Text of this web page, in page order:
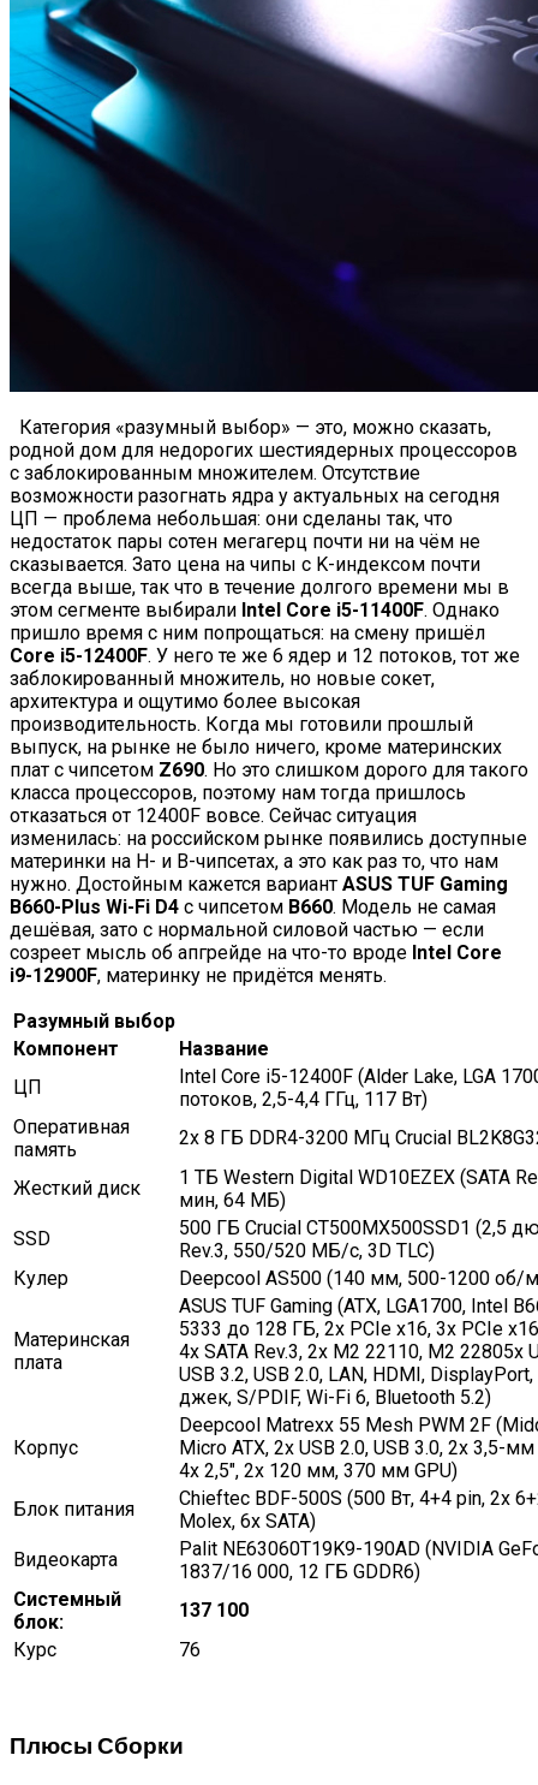
Категория «разумный выбор» — это, можно сказать,
родной дом для недорогих шестиядерных процессоров
с заблокированным множителем. Отсутствие
возможности разогнать ядра у актуальных на сегодня
ЦП — проблема небольшая: они сделаны так, что
недостаток пары сотен мегагерц почти ни на чём не
сказывается. Зато цена на чипы с K-индексом почти
всегда выше, так что в течение долгого времени мы в
этом сегменте выбирали Intel Core i5-11400F. Однако
пришло время с ним попрощаться: на смену пришёл
Core i5-12400F. У него те же 6 ядер и 12 потоков, тот же
заблокированный множитель, но новые сокет,
архитектура и ощутимо более высокая
производительность. Когда мы готовили прошлый
выпуск, на рынке не было ничего, кроме материнских
плат с чипсетом Z690. Но это слишком дорого для такого
класса процессоров, поэтому нам тогда пришлось
отказаться от 12400F вовсе. Сейчас ситуация
изменилась: на российском рынке появились доступные
материнки на H- и B-чипсетах, а это как раз то, что нам
нужно. Достойным кажется вариант ASUS TUF Gaming
B660-Plus Wi-Fi D4 с чипсетом B660. Модель не самая
дешёвая, зато с нормальной силовой частью — если
созреет мысль об апгрейде на что-то вроде Intel Core
i9-12900F, материнку не придётся менять.
Разумный выбор
Компонент
Название
ЦП
Intel Core i5-12400F (Alder Lake, LGA
потоков, 2,5-4,4 ГГц, 117 Вт)
Оперативная
память
2x 8 ГБ DDR4-3200 МГц Crucial
Жесткий диск
1 ТБ Western Digital WD10EZEX (SATA
мин, 64 МБ)
SSD
500 ГБ Crucial CT500MX500SSD1 (2,5
Rev.3, 550/520 МБ/с, 3D TLC)
Кулер
Deepcool AS500 (140 мм, 500-1200 об/
Материнская
плата
ASUS TUF Gaming (ATX, LGA1700, Intel
5333 до 128 ГБ, 2x PCIe x16, 3x PCIe
4x SATA Rev.3, 2x M2 22110, M2 22805x
USB 3.2, USB 2.0, LAN, HDMI,
джек, S/PDIF, Wi-Fi 6, Bluetooth 5.2)
Корпус
Deepcool Matrexx 55 Mesh PWM 2F
Micro ATX, 2x USB 2.0, USB 3.0, 2x 3,5-
4x 2,5″, 2x 120 мм, 370 мм GPU)
Блок питания
Chieftec BDF-500S (500 Вт, 4+4 pin, 2x
Molex, 6x SATA)
Видеокарта
Palit NE63060T19K9-190AD (NVIDIA
1837/16 000, 12 ГБ GDDR6)
Системный
блок:
137 100
Курс
76
Плюсы Сборки